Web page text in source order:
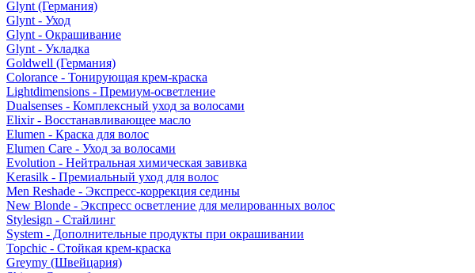
Glynt (Германия)
Glynt - Уход
Glynt - Окрашивание
Glynt - Укладка
Goldwell (Германия)
Colorance - Тонирующая крем-краска
Lightdimensions - Премиум-осветление
Dualsenses - Комплексный уход за волосами
Elixir - Восстанавливающее масло
Elumen - Краска для волос
Elumen Care - Уход за волосами
Evolution - Нейтральная химическая завивка
Kerasilk - Премиальный уход для волос
Men Reshade - Экспресс-коррекция седины
New Blonde - Экспресс осветление для мелированных волос
Stylesign - Стайлинг
System - Дополнительные продукты при окрашивании
Topchic - Стойкая крем-краска
Greymy (Швейцария)